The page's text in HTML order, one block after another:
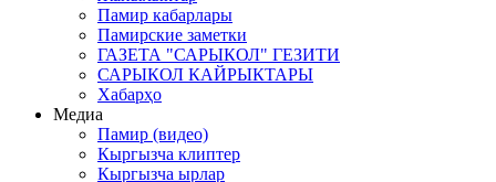
Памир кабарлары
Памирские заметки
ГАЗЕТА "САРЫКОЛ" ГЕЗИТИ
САРЫКОЛ КАЙРЫКТАРЫ
Хабарҳо
Медиа
Памир (видео)
Кыргызча клиптер
Кыргызча ырлар